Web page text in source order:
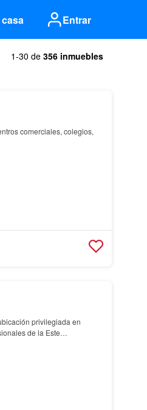
Entrar
1-30 de 356 inmuebles
comerciales, colegios,
privilegiada en
de la Este
en una de…